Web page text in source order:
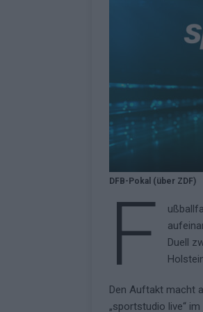
DFB-Pokal (über ZDF)
F
Duell
Den Auftakt macht
„sportstudio live“